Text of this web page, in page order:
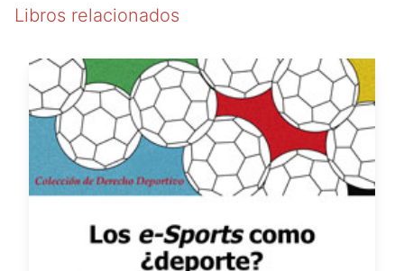
Libros relacionados